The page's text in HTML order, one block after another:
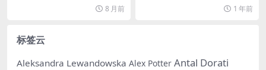
8 月前
1 年前
标签云
Aleksandra Lewandowska Alex Potter Antal Dorati